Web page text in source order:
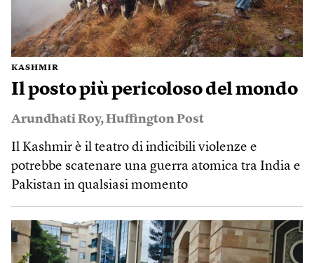
KASHMIR
Il posto più pericoloso del mondo
Arundhati Roy,Huffington Post
Il Kashmir è il teatro di indicibili violenze e
potrebbe scatenare una guerra atomica tra India e
Pakistan in qualsiasi momento